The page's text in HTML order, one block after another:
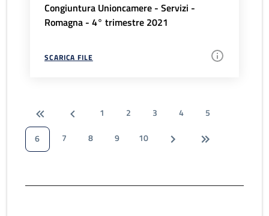
Congiuntura Unioncamere - Servizi -
Romagna - 4° trimestre 2021
SCARICA FILE
1 2 3 4
5
6
7 8 9 10